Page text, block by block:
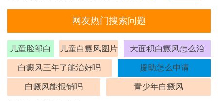
网友热门搜索问题
儿童脸部白
斑
儿童白癜风图片 大面积白癜风怎么治
白癜风三年了能治好吗 援助怎么申请
白癜风能报销吗 青少年白癜风